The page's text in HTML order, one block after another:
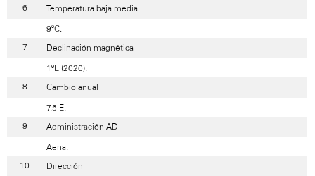
Temperatura baja media
9ºC.
Declinación magnética
1ºE (2020).
Cambio anual
7.5'E.
Administración AD
Aena.
Dirección